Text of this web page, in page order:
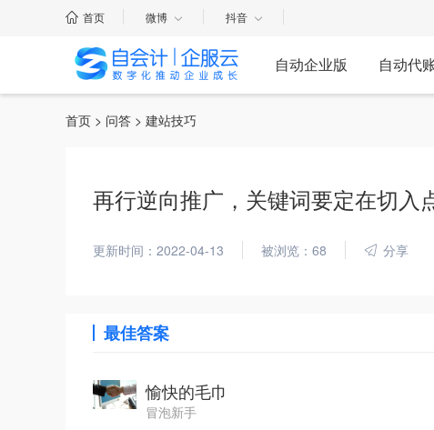
首页 微博 抖音
自动企业版 自动代
首页 > 问答 > 建站技巧
再行逆向推广，关键词要定在切入
更新时间：2022-04-13 被浏览：68 分享
最佳答案
愉快的毛巾
冒泡新手